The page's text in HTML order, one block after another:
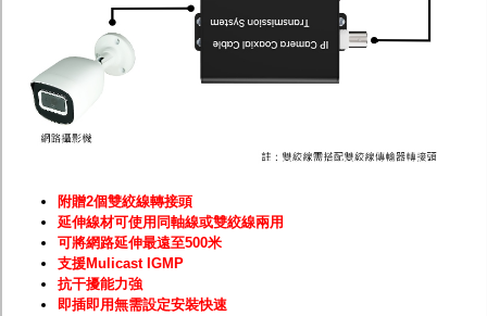
附贈2個雙絞線轉接頭
延伸線材可使用同軸線或雙絞線兩用
可將網路延伸最遠至500米
支援Mulicast IGMP
抗干擾能力強
即插即用無需設定安裝快速